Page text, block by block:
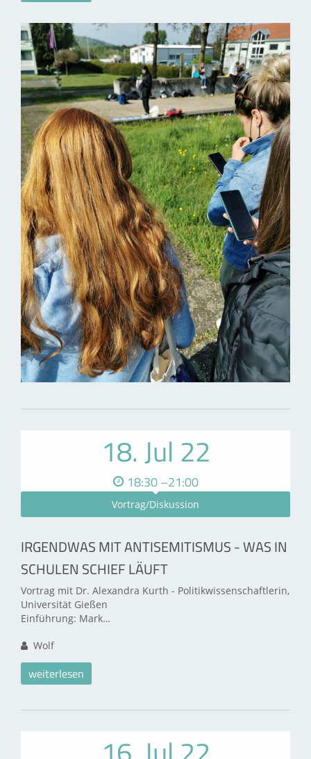
18. Jul 22
18:30 –21:00
Vortrag/Diskussion
IRGENDWAS MIT ANTISEMITISMUS - WAS IN
SCHULEN SCHIEF LÄUFT
Vortrag mit Dr. Alexandra Kurth - Politikwissenschaftlerin,
Universität Gießen
Einführung: Mark…
Wolf
weiterlesen